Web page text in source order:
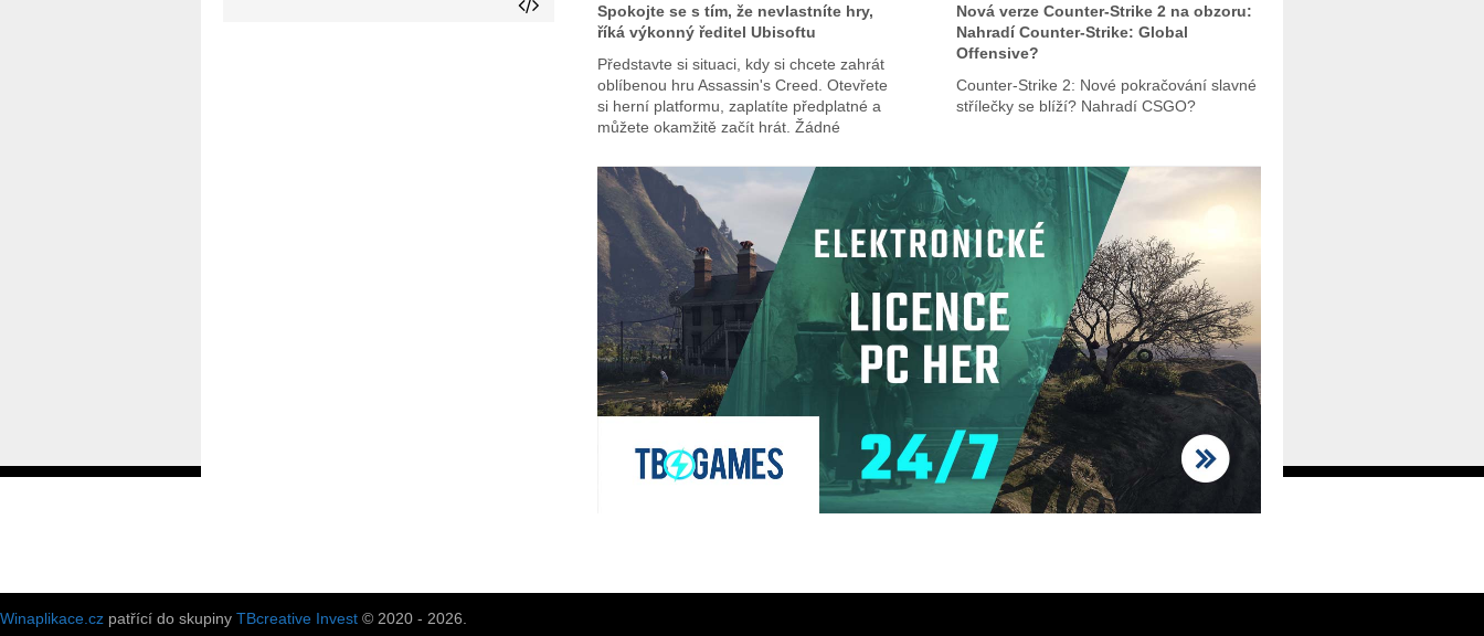
Spokojte se s tím, že nevlastníte hry,
říká výkonný ředitel Ubisoftu
Představte si situaci, kdy si chcete zahrát
oblíbenou hru Assassin's Creed. Otevřete
si herní platformu, zaplatíte předplatné a
můžete okamžitě začít hrát. Žádné
Nová verze Counter-Strike 2 na obzoru:
Nahradí Counter-Strike: Global
Offensive?
Counter-Strike 2: Nové pokračování slavné
střílečky se blíží? Nahradí CSGO?
Winaplikace.cz patřící do skupiny TBcreative Invest © 2020 - 2026.